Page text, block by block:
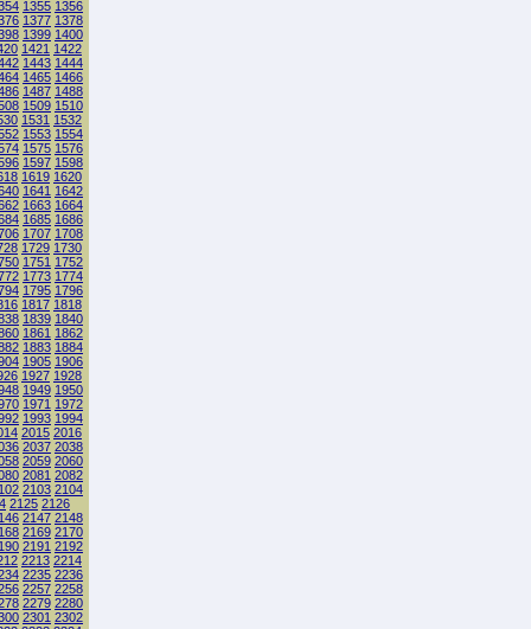
1355 1356
1377 1378
1399 1400
1421 1422
1443 1444
1465 1466
1487 1488
1509 1510
1531 1532
1553 1554
1575 1576
1597 1598
1619 1620
1641 1642
1663 1664
1685 1686
1707 1708
1729 1730
1751 1752
1773 1774
1795 1796
1817 1818
1839 1840
1861 1862
1883 1884
1905 1906
1927 1928
1949 1950
1971 1972
1993 1994
2015 2016
2037 2038
2059 2060
2081 2082
2103 2104
2125 2126
2147 2148
2169 2170
2191 2192
2213 2214
2235 2236
2257 2258
2279 2280
2301 2302